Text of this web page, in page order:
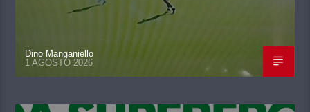
Dino Manganiello
1 AGOSTO 2026